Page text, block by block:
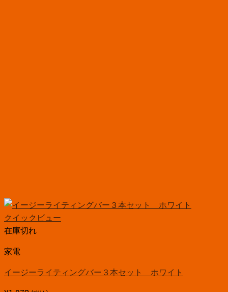
クイックビュー
在庫切れ
家電
イージーライティングバー３本セット ホワイト